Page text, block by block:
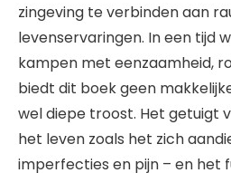
zingeving te verbinden aan
levenservaringen. In een tijd
kampen met eenzaamheid,
biedt dit boek geen
wel diepe troost. Het getuigt
het leven zoals het zich
imperfecties en pijn – en het